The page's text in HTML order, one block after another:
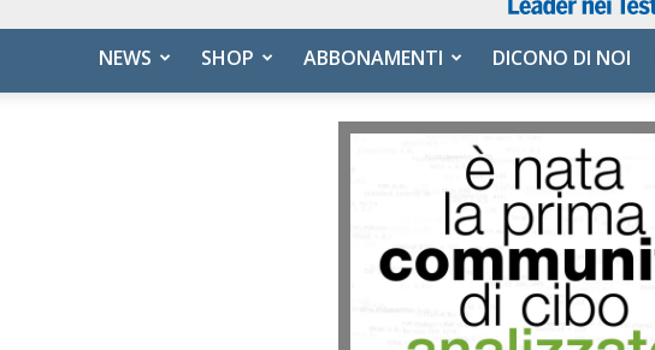
NEWS SHOP ABBONAMENTI DICONO DI NOI